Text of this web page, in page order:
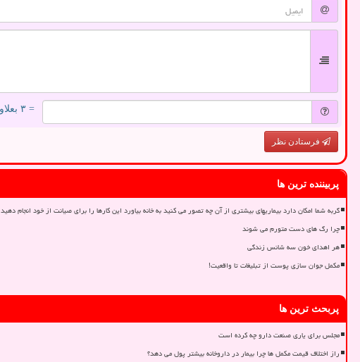
= ۳ بعلاوه ۵
فرستادن نظر
پربیننده ترین ها
گربه شما امکان دارد بیماریهای بیشتری از آن چه تصور می کنید به خانه بیاورد این کارها را برای صیانت از خود انجام دهید
چرا رگ های دست متورم می شوند
هر اهدای خون سه شانس زندگی
مکمل جوان سازی پوست از تبلیغات تا واقعیت!
پربحث ترین ها
مجلس برای یاری صنعت دارو چه کرده است
راز اختلاف قیمت مکمل ها چرا بیمار در داروخانه بیشتر پول می دهد؟